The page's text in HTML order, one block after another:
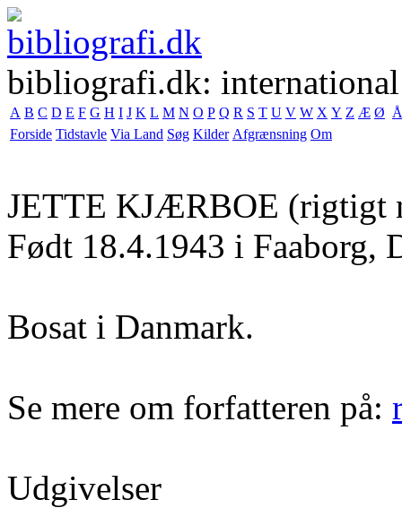
bibliografi.dk:
A B C D E F G H I J K L M N O P Q R S T U V W X Y Z Æ Ø Å
Forside Tidstavle Via Land Søg Kilder Afgrænsning Om
JETTE KJÆRBOE (rigtigt
Født 18.4.1943 i Faaborg,
Bosat i Danmark.
Se mere om forfatteren på:
Udgivelser